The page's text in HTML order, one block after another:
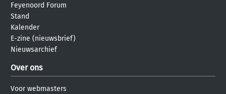
Feyenoord Forum
Stand
Kalender
E-zine (nieuwsbrief)
Nieuwsarchief
Over ons
Voor webmasters